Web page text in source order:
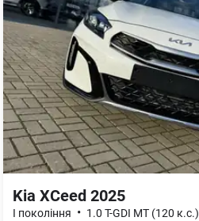
Kia XCeed 2025
I поколiння • 1.0 T-GDI MT (120 к.с.)